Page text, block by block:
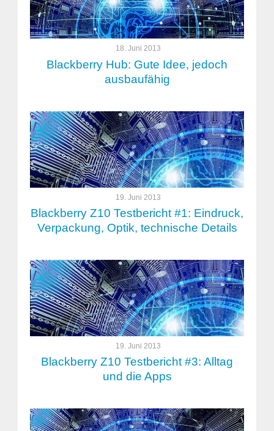
18. Juni 2013
Blackberry Hub: Gute Idee, jedoch
ausbaufähig
19. Juni 2013
Blackberry Z10 Testbericht #1: Eindruck,
Verpackung, Optik, technische Details
19. Juni 2013
Blackberry Z10 Testbericht #3: Alltag
und die Apps